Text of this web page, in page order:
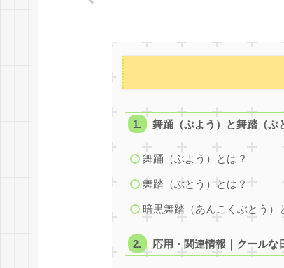
舞踊（ぶよう）と舞踏（ぶ
舞踊（ぶよう）とは？
舞踏（ぶとう）とは？
暗黒舞踏（あんこくぶとう）
応用・関連情報｜クールな